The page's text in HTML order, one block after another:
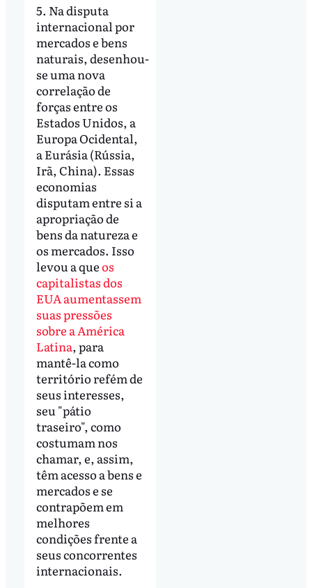
5. Na disputa
internacional por
mercados e bens
naturais, desenhou-
se uma nova
correlação de
forças entre os
Estados Unidos, a
Europa Ocidental,
a Eurásia (Rússia,
Irã, China). Essas
economias
disputam entre si a
apropriação de
bens da natureza e
os mercados. Isso
levou a queos
capitalistas dos
EUA aumentassem
suas pressões
sobre a América
Latina, para
mantê-la como
território refém de
seus interesses,
seu "pátio
traseiro", como
costumam nos
chamar, e, assim,
têm acesso a bens e
mercados e se
contrapõem em
melhores
condições frente a
seus concorrentes
internacionais.